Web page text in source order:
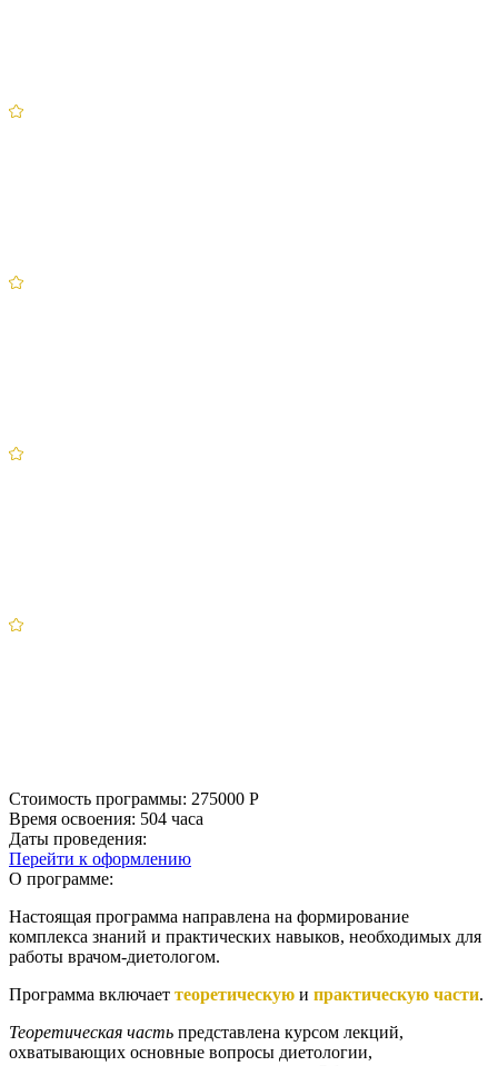
Стоимость программы: 275000 Р
Время освоения: 504 часа
Даты проведения:
Перейти к оформлению
О программе:
Настоящая программа направлена на формирование
комплекса знаний и практических навыков, необходимых для
работы врачом-диетологом.
Программа включает теоретическую и практическую части.
Теоретическая часть представлена курсом лекций,
охватывающих основные вопросы диетологии,